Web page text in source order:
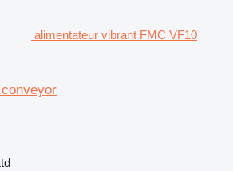
alimentateur vibrant FMC VF10